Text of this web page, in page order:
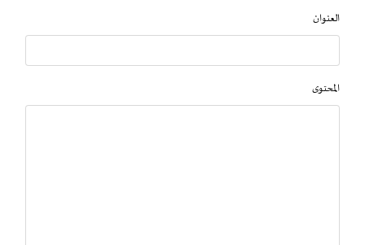
العنوان
المحتوى